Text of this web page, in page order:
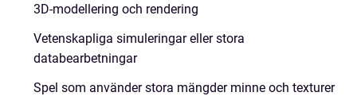
3D-modellering och rendering
Vetenskapliga simuleringar eller stora
databearbetningar
Spel som använder stora mängder minne och texturer